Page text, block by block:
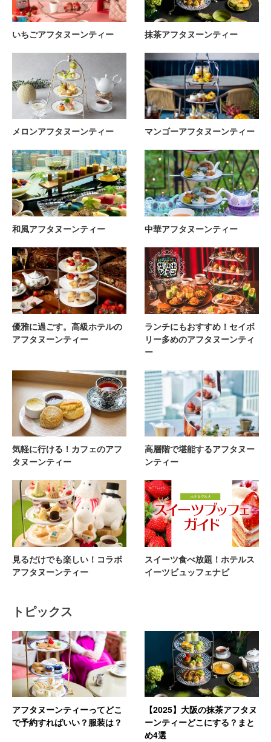
いちごアフタヌーンティー 抹茶アフタヌーンティー
メロンアフタヌーンティー マンゴーアフタヌーンティー
和風アフタヌーンティー 中華アフタヌーンティー
優雅に過ごす。高級ホテルの
アフタヌーンティー
ランチにもおすすめ！セイボ
リー多めのアフタヌーンティ
ー
気軽に行ける！カフェのアフ
タヌーンティー
高層階で堪能するアフタヌー
ンティー
見るだけでも楽しい！コラボ
アフタヌーンティー
スイーツ食べ放題！ホテルス
イーツビュッフェナビ
トピックス
アフタヌーンティーってどこ
で予約すればいい？服装は？
【2025】大阪の抹茶アフタヌ
ーンティーどこにする？まと
め4選